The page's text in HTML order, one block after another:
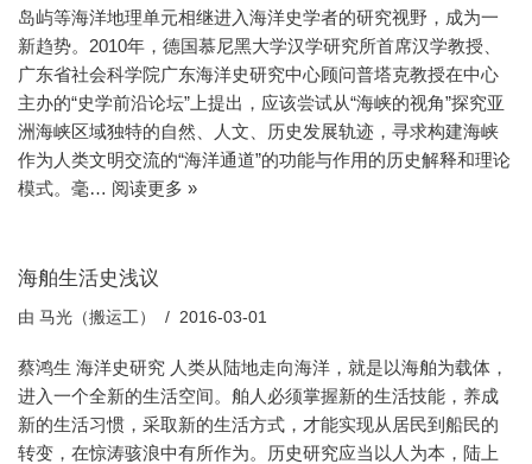
岛屿等海洋地理单元相继进入海洋史学者的研究视野，成为一
新趋势。2010年，德国慕尼黑大学汉学研究所首席汉学教授、
广东省社会科学院广东海洋史研究中心顾问普塔克教授在中心
主办的“史学前沿论坛”上提出，应该尝试从“海峡的视角”探究亚
洲海峡区域独特的自然、人文、历史发展轨迹，寻求构建海峡
作为人类文明交流的“海洋通道”的功能与作用的历史解释和理论
模式。毫… 阅读更多 »
海舶生活史浅议
由 马光（搬运工） 2016-03-01
蔡鸿生 海洋史研究 人类从陆地走向海洋，就是以海舶为载体，
进入一个全新的生活空间。舶人必须掌握新的生活技能，养成
新的生活习惯，采取新的生活方式，才能实现从居民到船民的
转变，在惊涛骇浪中有所作为。历史研究应当以人为本，陆上